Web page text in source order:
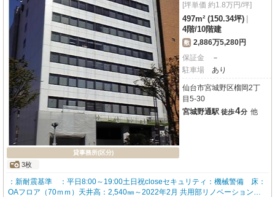
貸事務所(区分)
3枚
[坪単価 約1.8万円/坪]
497m² (150.34坪)
4階/10階建
敷 2,886万5,280円
保証金
－
駐車場
あり
仙台市宮城野区榴岡2丁
目5-30
宮城野通駅 徒歩4分 他
：新耐震基準 ：平日8:00～19:00土日祝closeセキュリティ：機械警備 床：
OAフロア（70ｍｍ）天井高：2,540㎜～2022年2月 共用部リノベーション工